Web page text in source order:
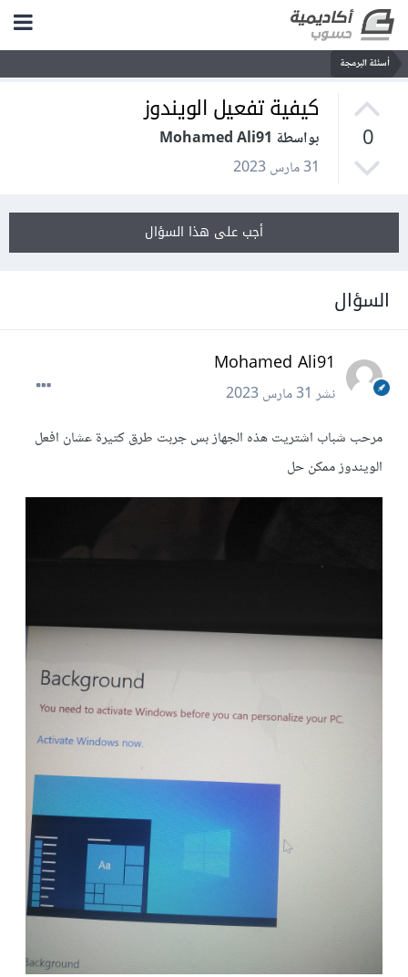
أسئلة البرمجة
0
كيفية تفعيل الويندوز
بواسطة Mohamed Ali91
31 مارس 2023
أجب على هذا السؤال
السؤال
Mohamed Ali91
نشر31 مارس 2023
مرحب شباب اشتريت هذه الجهاز بس جربت طرق كتيرة عشان افعل
الويندوز ممكن حل